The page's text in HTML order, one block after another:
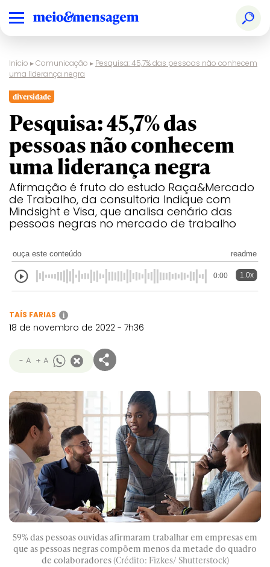
Início ▸Comunicação ▸ Pesquisa: 45,7% das pessoas não conhecem
uma liderança negra
diversidade
Pesquisa: 45,7% das
pessoas não conhecem
uma liderança negra
Afirmação é fruto do estudo Raça&Mercado
de Trabalho, da consultoria Indique com
Mindsight e Visa, que analisa cenário das
pessoas negras no mercado de trabalho
ouça este conteúdo readme
0:00 1.0x
TAÍS FARIAS i
18 de novembro de 2022 - 7h36
- A + A
59% das pessoas ouvidas afirmaram trabalhar em empresas em
que as pessoas negras compõem menos da metade do quadro
de colaboradores(Crédito: Fizkes/ Shutterstock)